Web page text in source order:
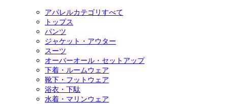
アパレルカテゴリすべて
トップス
パンツ
ジャケット・アウター
スーツ
オーバーオール・セットアップ
下着・ルームウェア
靴下・フットウェア
浴衣・下駄
水着・マリンウェア